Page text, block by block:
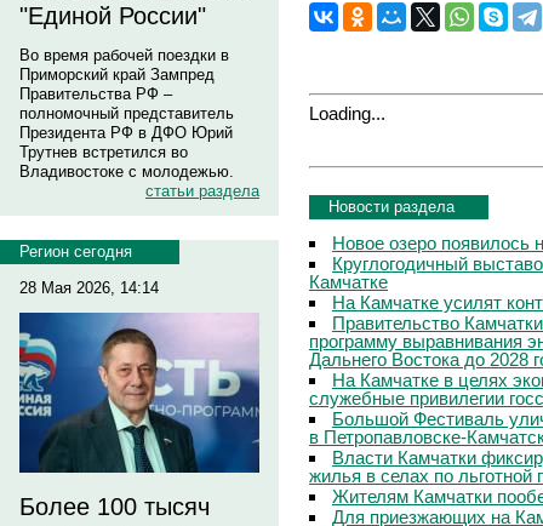
"Единой России"
Во время рабочей поездки в
Приморский край Зампред
Правительства РФ –
полномочный представитель
Президента РФ в ДФО Юрий
Трутнев встретился во
Владивостоке с молодежью.
статьи раздела
Регион сегодня
28 Мая 2026, 14:14
Более 100 тысяч
Loading...
Новости раздела
Новое озеро появилось
Круглогодичный
Камчатке
На Камчатке усилят
Правительство
программу выравнивания
Дальнего Востока до 2028
На Камчатке в целях
служебные привилегии
Большой Фестиваль
в Петропавловске-
Власти Камчатки
жилья в селах по льготной
Жителям Камчатки
Для приезжающих на